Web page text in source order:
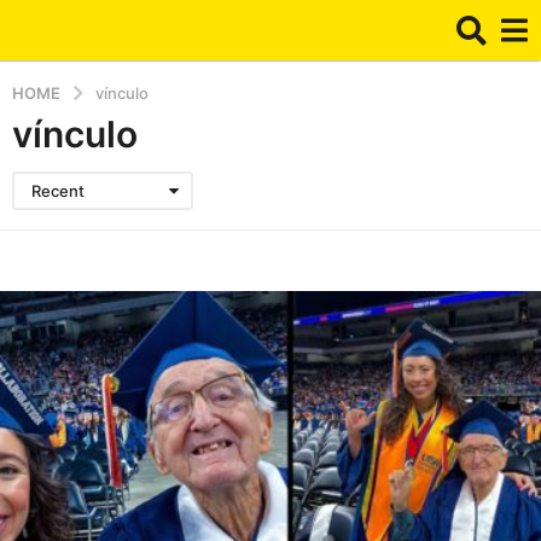
HOME vínculo
vínculo
Recent